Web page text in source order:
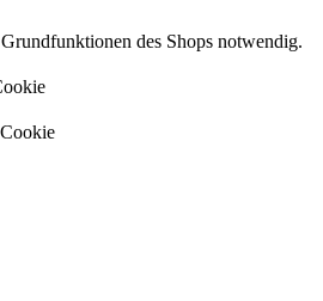
des Shops notwendig.